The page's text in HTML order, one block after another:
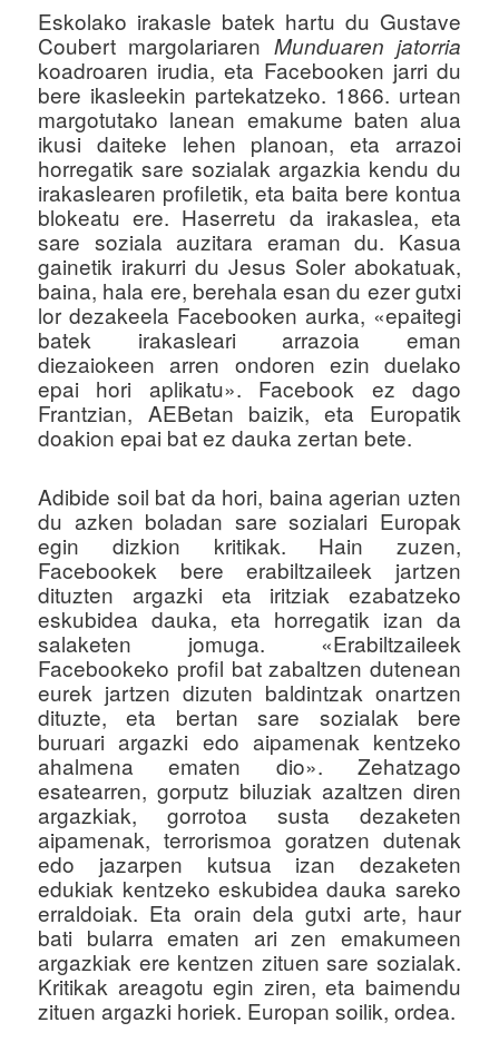
u
Eskolako irakasle batek hartu du Gustave
Coubert margolariaren Munduaren jatorria
koadroaren irudia, eta Facebooken jarri du
bere ikasleekin partekatzeko. 1866. urtean
margotutako lanean emakume baten alua
ikusi daiteke lehen planoan, eta arrazoi
horregatik sare sozialak argazkia kendu du
irakaslearen profiletik, eta baita bere kontua
blokeatu ere. Haserretu da irakaslea, eta
sare soziala auzitara eraman du. Kasua
gainetik irakurri du Jesus Soler abokatuak,
baina, hala ere, berehala esan du ezer gutxi
lor dezakeela Facebooken aurka, «epaitegi
batek irakasleari arrazoia eman
diezaiokeen arren ondoren ezin duelako
epai hori aplikatu». Facebook ez dago
Frantzian, AEBetan baizik, eta Europatik
doakion epai bat ez dauka zertan bete.
Adibide soil bat da hori, baina agerian uzten
du azken boladan sare sozialari Europak
egin dizkion kritikak. Hain zuzen,
Facebookek bere erabiltzaileek jartzen
dituzten argazki eta iritziak ezabatzeko
eskubidea dauka, eta horregatik izan da
salaketen jomuga. «Erabiltzaileek
Facebookeko profil bat zabaltzen dutenean
eurek jartzen dizuten baldintzak onartzen
dituzte, eta bertan sare sozialak bere
buruari argazki edo aipamenak kentzeko
ahalmena ematen dio». Zehatzago
esatearren, gorputz biluziak azaltzen diren
argazkiak, gorrotoa susta dezaketen
aipamenak, terrorismoa goratzen dutenak
edo jazarpen kutsua izan dezaketen
edukiak kentzeko eskubidea dauka sareko
erraldoiak. Eta orain dela gutxi arte, haur
bati bularra ematen ari zen emakumeen
argazkiak ere kentzen zituen sare sozialak.
Kritikak areagotu egin ziren, eta baimendu
zituen argazki horiek. Europan soilik, ordea.